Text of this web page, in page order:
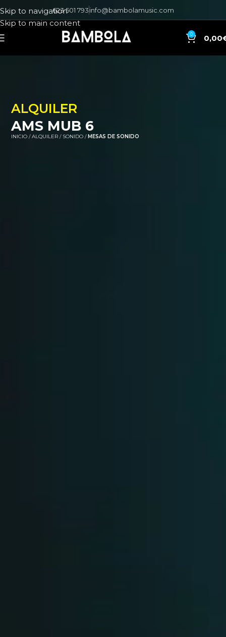
Skip to navigation
Skip to main content
623 501 793info@bambolamusic.com
0 0,00
ALQUILER
AMS MUB 6
INICIO ALQUILER SONIDO MESAS DE SONIDO